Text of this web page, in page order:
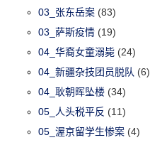
03_张东岳案 (83)
03_萨斯疫情 (19)
04_华裔女童溺毙 (24)
04_新疆杂技团员脱队 (6)
04_耿朝晖坠楼 (34)
05_人头税平反 (11)
05_渥京留学生惨案 (4)